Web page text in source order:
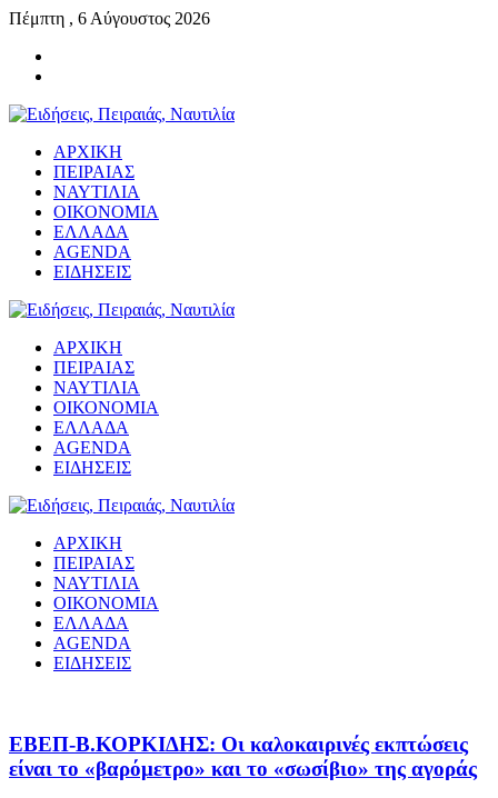
Πέμπτη , 6 Αύγουστος 2026
ΑΡΧΙΚΗ
ΠΕΙΡΑΙΑΣ
ΝΑΥΤΙΛΙΑ
ΟΙΚΟΝΟΜΙΑ
ΕΛΛΑΔΑ
AGENDA
ΕΙΔΗΣΕΙΣ
ΑΡΧΙΚΗ
ΠΕΙΡΑΙΑΣ
ΝΑΥΤΙΛΙΑ
ΟΙΚΟΝΟΜΙΑ
ΕΛΛΑΔΑ
AGENDA
ΕΙΔΗΣΕΙΣ
ΑΡΧΙΚΗ
ΠΕΙΡΑΙΑΣ
ΝΑΥΤΙΛΙΑ
ΟΙΚΟΝΟΜΙΑ
ΕΛΛΑΔΑ
AGENDA
ΕΙΔΗΣΕΙΣ
EΒΕΠ-Β.ΚΟΡΚΙΔΗΣ: Οι καλοκαιρινές εκπτώσεις
είναι το «βαρόμετρο» και το «σωσίβιο» της αγοράς